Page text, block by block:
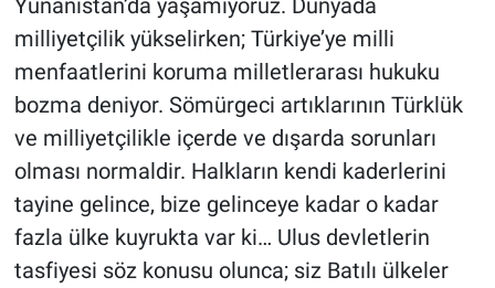
Yunanistan’da yaşamıyoruz. Dünyada
milliyetçilik yükselirken; Türkiye’ye milli
menfaatlerini koruma milletlerarası hukuku
bozma deniyor. Sömürgeci artıklarının Türklük
ve milliyetçilikle içerde ve dışarda sorunları
olması normaldir. Halkların kendi kaderlerini
tayine gelince, bize gelinceye kadar o kadar
fazla ülke kuyrukta var ki… Ulus devletlerin
tasfiyesi söz konusu olunca; siz Batılı ülkeler